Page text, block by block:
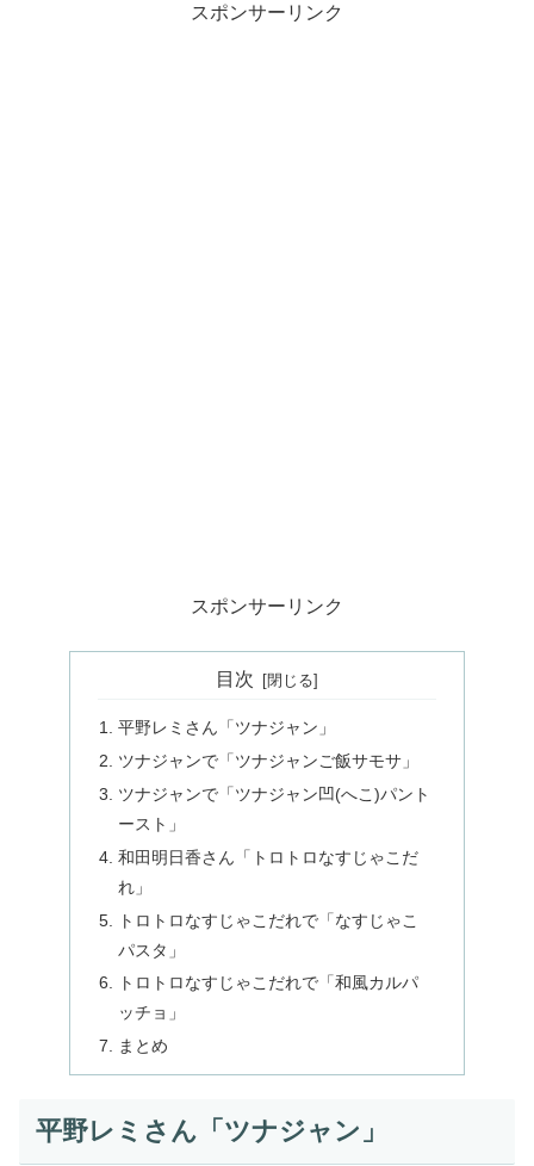
スポンサーリンク
スポンサーリンク
目次
平野レミさん「ツナジャン」
ツナジャンで「ツナジャンご飯サモサ」
ツナジャンで「ツナジャン凹(へこ)パント
ースト」
和田明日香さん「トロトロなすじゃこだ
れ」
トロトロなすじゃこだれで「なすじゃこ
パスタ」
トロトロなすじゃこだれで「和風カルパ
ッチョ」
まとめ
平野レミさん「ツナジャン」